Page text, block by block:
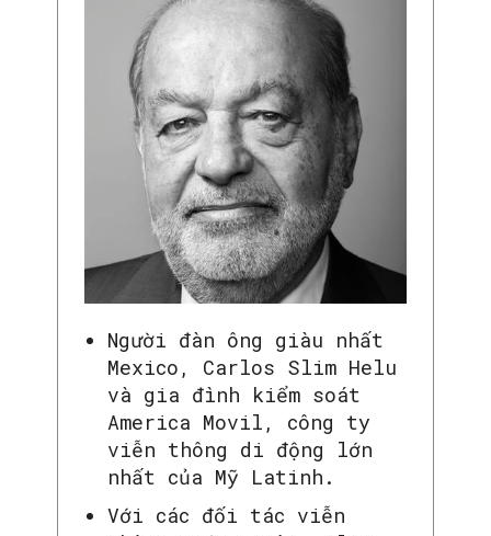
Người đàn ông giàu nhất
Mexico, Carlos Slim Helu
và gia đình kiểm soát
America Movil, công ty
viễn thông di động lớn
nhất của Mỹ Latinh.
Với các đối tác viễn